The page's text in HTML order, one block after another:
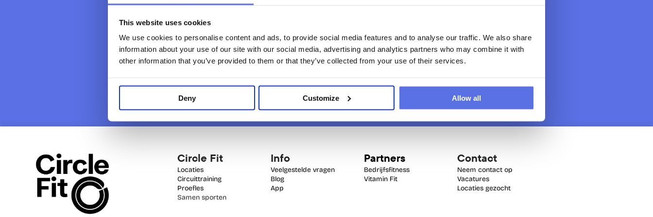
This website uses cookies
We use cookies to personalise content and ads, to provide social media features and to analyse our traffic. We also share
information about your use of our site with our social media, advertising and analytics partners who may combine it with
other information that you’ve provided to them or that they’ve collected from your use of their services.
Deny Customize Allow all
Circle Fit
Locaties
Circuittraining
Proefles
Samen sporten
Info
Veelgestelde vragen
Blog
App
Partners
Bedrijfsfitness
Vitamin Fit
Contact
Neem contact op
Vacatures
Locaties gezocht